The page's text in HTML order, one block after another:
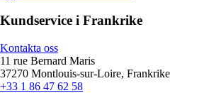
Kundservice i Frankrike
Kontakta oss
11 rue Bernard Maris
37270 Montlouis-sur-Loire, Frankrike
+33 1 86 47 62 58